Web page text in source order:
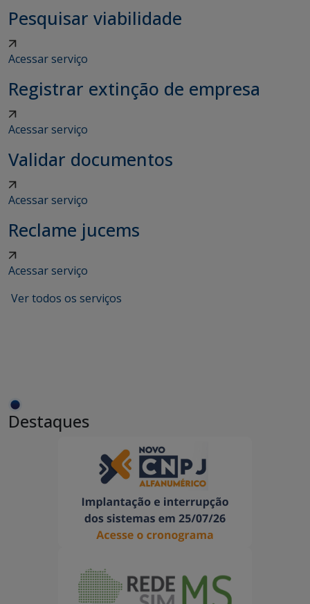
Pesquisar viabilidade
Acessar serviço
Registrar extinção de empresa
Acessar serviço
Validar documentos
Acessar serviço
Reclame jucems
Acessar serviço
Ver todos os serviços
Destaques